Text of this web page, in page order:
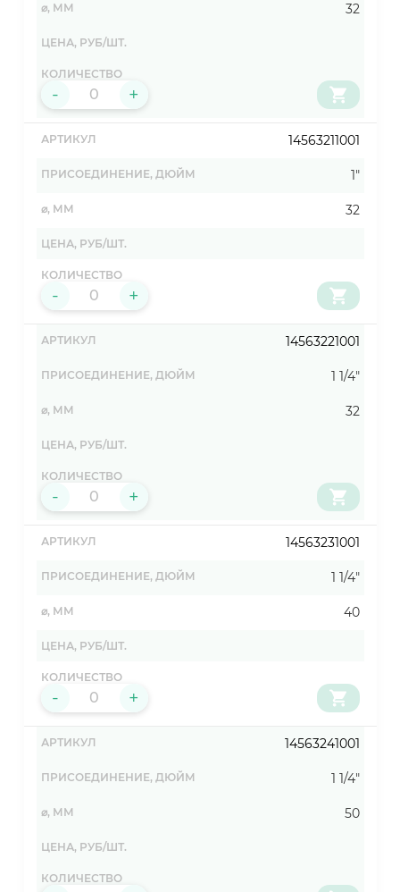
32
- +
14563211001
1"
32
- +
14563221001
1 1/4"
32
- +
14563231001
1 1/4"
40
- +
14563241001
1 1/4"
50